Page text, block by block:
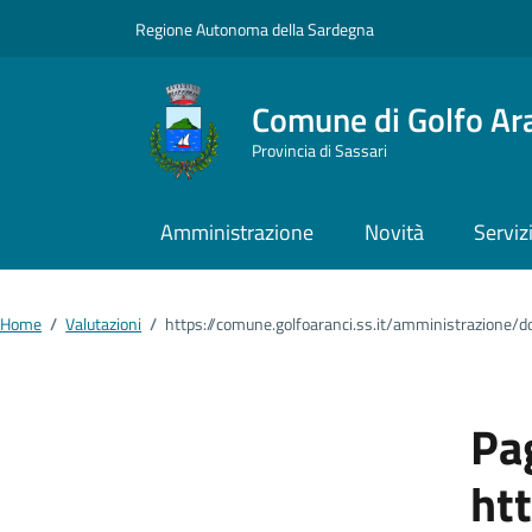
Regione Autonoma della Sardegna
Comune di Golfo
Provincia di Sassari
Amministrazione Novità Servizi
Home / Valutazioni / https://comune.golfoaranci.ss.it/amministrazione/